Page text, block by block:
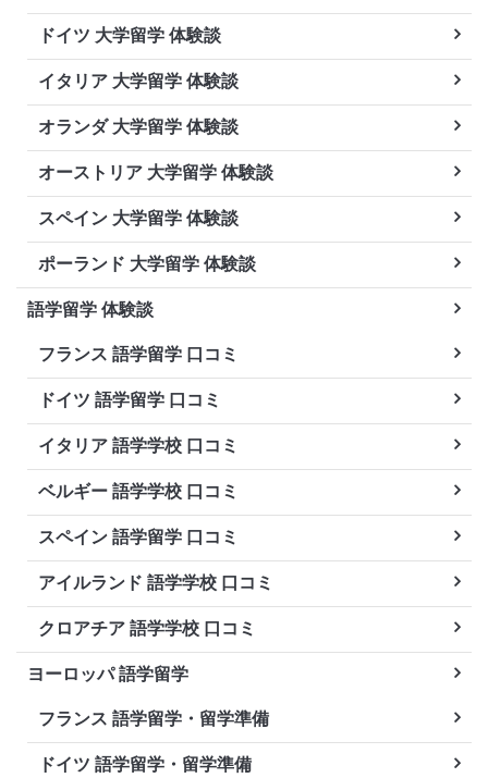
ドイツ 大学留学 体験談
イタリア 大学留学 体験談
オランダ 大学留学 体験談
オーストリア 大学留学 体験談
スペイン 大学留学 体験談
ポーランド 大学留学 体験談
語学留学 体験談
フランス 語学留学 口コミ
ドイツ 語学留学 口コミ
イタリア 語学学校 口コミ
ベルギー 語学学校 口コミ
スペイン 語学留学 口コミ
アイルランド 語学学校 口コミ
クロアチア 語学学校 口コミ
ヨーロッパ 語学留学
フランス 語学留学・留学準備
ドイツ 語学留学・留学準備